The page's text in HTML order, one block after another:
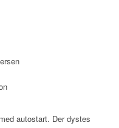
autostart. Der dystes